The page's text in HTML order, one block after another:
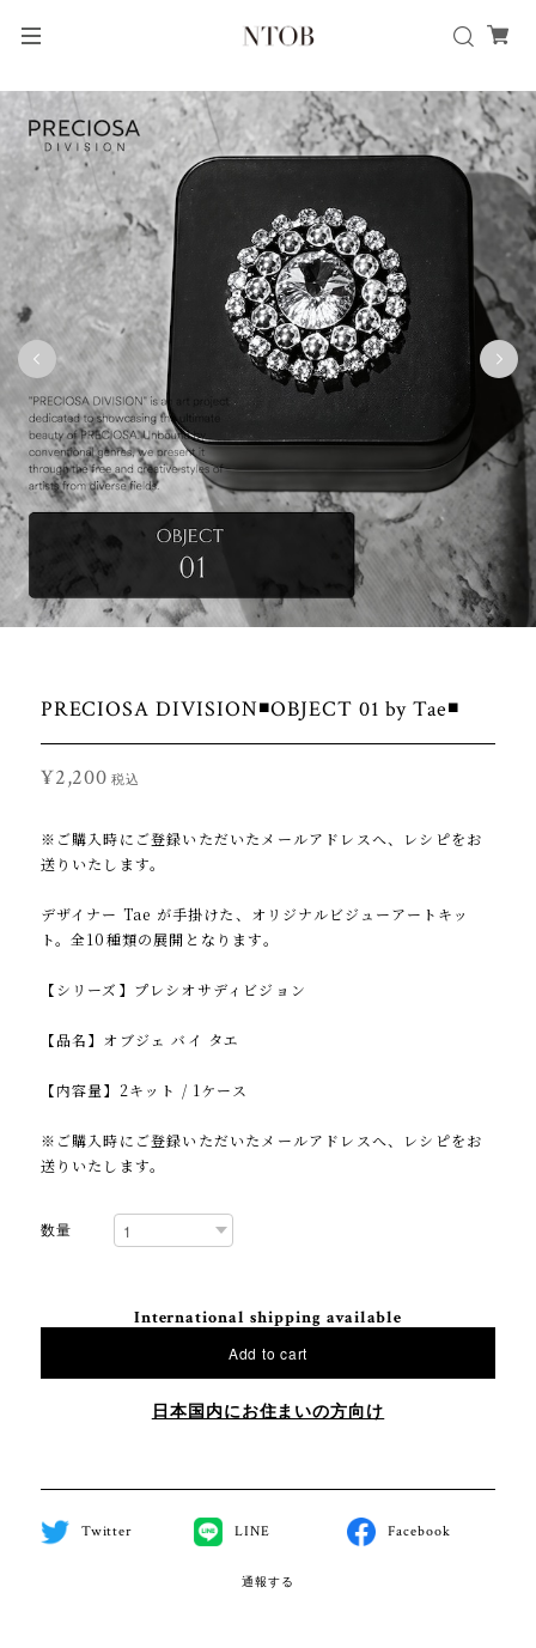
PRECIOSA DIVISION◾OBJECT 01 by Tae◾️
¥2,200 税込
※ご購入時にご登録いただいたメールアドレスへ、レシピをお
送りいたします。
デザイナー Tae が手掛けた、オリジナルビジューアートキッ
ト。全10種類の展開となります。
【シリーズ】プレシオサディビジョン
【品名】オブジェ バイ タエ
【内容量】2キット / 1ケース
※ご購入時にご登録いただいたメールアドレスへ、レシピをお
送りいたします。
数量
International shipping available
Add to cart
日本国内にお住まいの方向け
Twitter LINE Facebook
通報する